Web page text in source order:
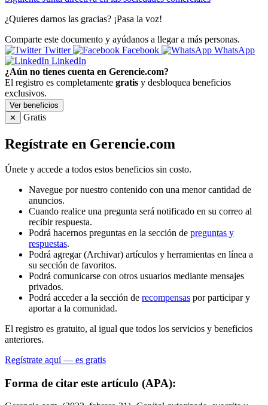
¿Quieres darnos las gracias? ¡Pasa la voz!
Comparte este documento y ayúdanos a llegar a más personas.
Twitter
Facebook
WhatsApp
LinkedIn
¿Aún no tienes cuenta en Gerencie.com?
El registro es completamente gratis y desbloquea beneficios
exclusivos.
Ver beneficios
✕
Gratis
Regístrate en Gerencie.com
Únete y accede a todos estos beneficios sin costo.
Navegue por nuestro contenido con una menor cantidad de
anuncios.
Cuando realice una pregunta será notificado en su correo al
recibir respuesta.
Podrá hacernos preguntas en la sección de preguntas y
respuestas.
Podrá agregar (Archivar) artículos y herramientas en línea a
su sección de favoritos.
Podrá comunicarse con otros usuarios mediante mensajes
privados.
Podrá acceder a la sección de recompensas por participar y
aportar a la comunidad.
El registro es gratuito, al igual que todos los servicios y beneficios
anteriores.
Regístrate aquí — es gratis
Forma de citar este artículo (APA):